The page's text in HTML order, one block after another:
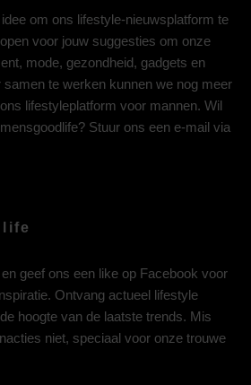
om ons lifestyle-nieuwsplatform te
voor jouw suggesties om onze
mode, gezondheid, gadgets en
te werken kunnen we nog meer
lifestyleplatform voor mannen. Wil
Stuur ons een e-mail via
en geef ons een like op Facebook voor
Ontvang actueel lifestyle
hoogte van de laatste trends. Mis
niet, speciaal voor onze trouwe